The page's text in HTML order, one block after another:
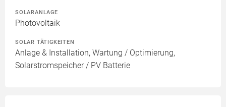
SOLARANLAGE
Photovoltaik
SOLAR TÄTIGKEITEN
Anlage & Installation, Wartung / Optimierung,
Solarstromspeicher / PV Batterie